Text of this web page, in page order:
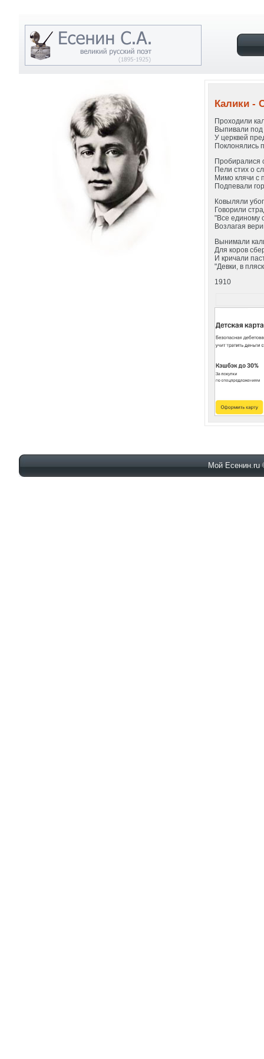
Калики -
Проходили
Выпивали под
У церквей
Поклонялись
Пробиралися
Пели стих о
Мимо клячи с
Подпевали
Ковыляли
Говорили
"Все единому
Возлагая
Вынимали
Для коров
И кричали
"Девки, в
1910
Мой Есенин.ru